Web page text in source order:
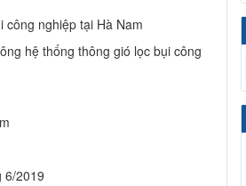
nghiệp tại Hà Nam
hệ thống thông gió lọc bụi công
6/2019